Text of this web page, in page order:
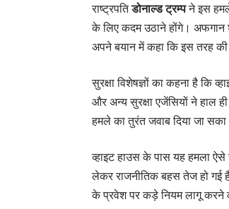
राष्ट्रपतिडोनाल्ड ट्रम्पने इस
के लिए कदम उठाने होंगे। अफगान
अपने बयान में कहा कि इस तरह
सुरक्षा विशेषज्ञों का कहना है कि
और अन्य सुरक्षा एजेंसियों ने हाल
हमले का तुरंत जवाब दिया जा
व्हाइट हाउस के पास यह हमला
लेकर राजनीतिक बहस तेज हो गई
के प्रवेश पर कड़े नियम लागू करने